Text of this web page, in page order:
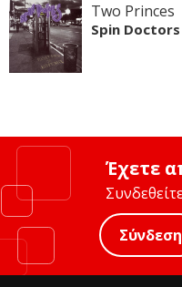
Two Princes
Spin Doctors
Έχετε
Σύνδεση